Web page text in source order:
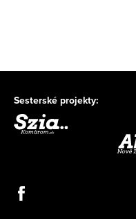
Sesterské projekty: